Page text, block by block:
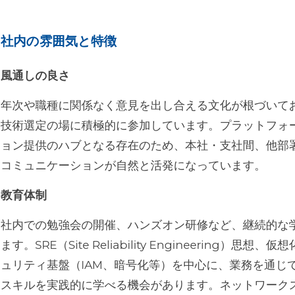
社内の雰囲気と特徴
風通しの良さ
年次や職種に関係なく意見を出し合える文化が根づいて
技術選定の場に積極的に参加しています。プラットフォ
ョン提供のハブとなる存在のため、本社・支社間、他
コミュニケーションが自然と活発になっています。
教育体制
社内での勉強会の開催、ハンズオン研修など、継続的な
ます。SRE（Site Reliability Engineering）思想、仮想
ュリティ基盤（IAM、暗号化等）を中心に、業務を通じ
スキルを実践的に学べる機会があります。ネットワーク